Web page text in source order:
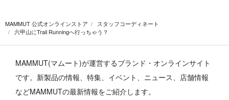
MAMMUT 公式オンラインストア
スタッフコーディネート
六甲山にTrail Runningへ行っちゃう？
MAMMUT(マムート)が運営するブランド・オンラインサイト
です。 新製品の情報、特集、イベント、ニュース、店舗情報
などMAMMUTの最新情報をご紹介します。